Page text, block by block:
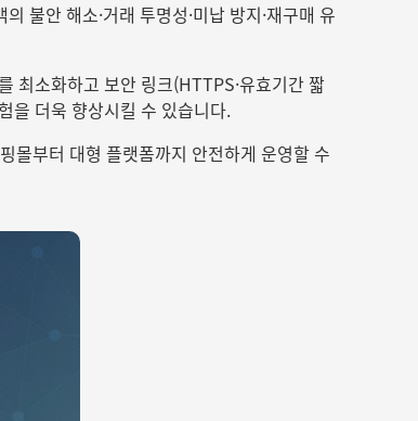
불안 해소·거래 투명성·미납 방지·재구매 유
최소화하고 보안 링크(HTTPS·유효기간 짧
을 더욱 향상시킬 수 있습니다.
몰부터 대형 플랫폼까지 안전하게 운영할 수